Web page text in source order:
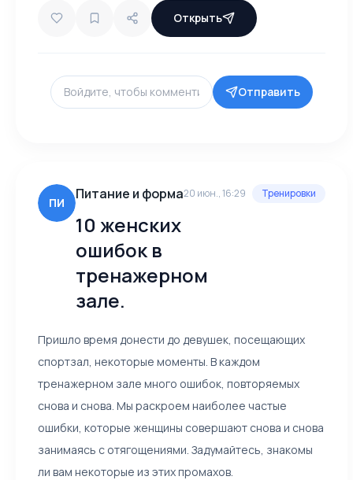
Открыть
Отправить
ПИ
Питание и форма20 июн., 16:29
10 женских
ошибок в
тренажерном
зале.
Тренировки
Пришло время донести до девушек, посещающих
спортзал, некоторые моменты. В каждом
тренажерном зале много ошибок, повторяемых
снова и снова. Мы раскроем наиболее частые
ошибки, которые женщины совершают снова и снова
занимаясь с отягощениями. Задумайтесь, знакомы
ли вам некоторые из этих промахов.